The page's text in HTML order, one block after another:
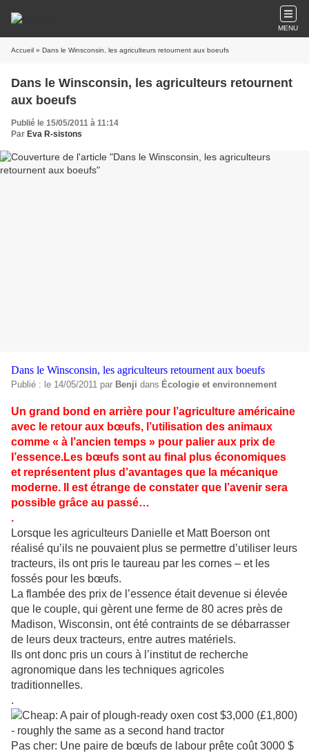
MENU
Accueil » Dans le Winsconsin, les agriculteurs retournent aux boeufs
Dans le Winsconsin, les agriculteurs retournent
aux boeufs
Publié le 15/05/2011 à 11:14
Par Eva R-sistons
Dans le Winsconsin, les agriculteurs retournent aux boeufs
Publié : le 14/05/2011 par Benji dans Écologie et environnement
Un grand bond en arrière pour l’agriculture américaine
avec le retour aux bœufs, l’utilisation des animaux
comme « à l’ancien temps » pour palier aux prix de
l’essence.Les bœufs sont au final plus économiques
et représentent plus d’avantages que la mécanique
moderne. Il est étrange de constater que l’avenir sera
possible grâce au passé…
.
Lorsque les agriculteurs Danielle et Matt Boerson ont
réalisé qu’ils ne pouvaient plus se permettre d’utiliser leurs
tracteurs, ils ont pris le taureau par les cornes – et les
fossés pour les bœufs.
La flambée des prix de l’essence était devenue si élevée
que le couple, qui gèrent une ferme de 80 acres près de
Madison, Wisconsin, ont été contraints de se débarrasser
de leurs deux tracteurs, entre autres matériels.
Ils ont donc pris un cours à l’institut de recherche
agronomique dans les techniques agricoles
traditionnelles.
.
Pas cher: Une paire de bœufs de labour prête coût 3000 $